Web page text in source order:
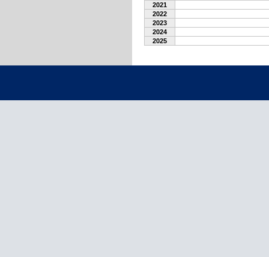
2021
2022
2023
2024
2025